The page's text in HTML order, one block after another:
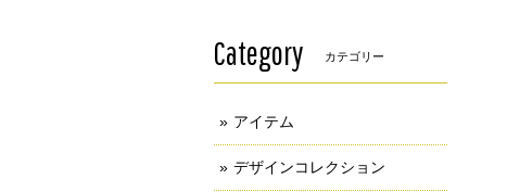
Category カテゴリー
アイテム
デザインコレクション